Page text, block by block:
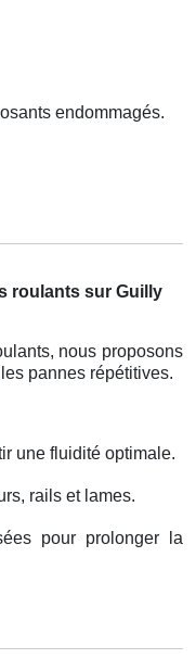
endommagés.
roulants sur Guilly
nous proposons
pannes répétitives.
une fluidité optimale.
rails et lames.
pour prolonger la